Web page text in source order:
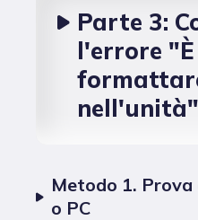
Parte 3:
l'errore
nell'unità"
Metodo 1.
o PC